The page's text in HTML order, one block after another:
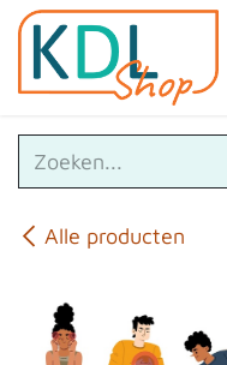
Overslaan naar inhoud
Alle producten